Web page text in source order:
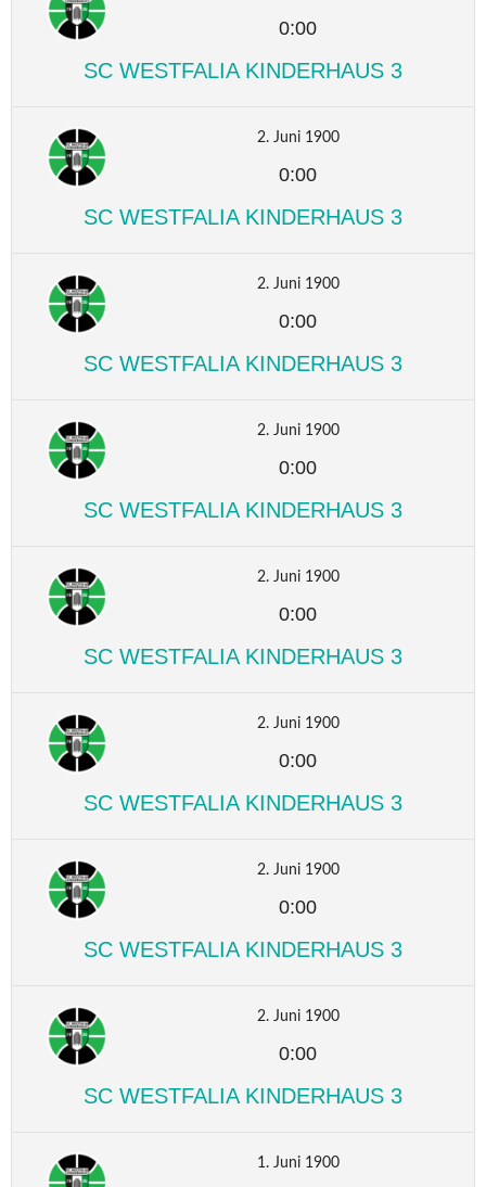
0:00
SC WESTFALIA KINDERHAUS 3
2. Juni 1900
0:00
SC WESTFALIA KINDERHAUS 3
2. Juni 1900
0:00
SC WESTFALIA KINDERHAUS 3
2. Juni 1900
0:00
SC WESTFALIA KINDERHAUS 3
2. Juni 1900
0:00
SC WESTFALIA KINDERHAUS 3
2. Juni 1900
0:00
SC WESTFALIA KINDERHAUS 3
2. Juni 1900
0:00
SC WESTFALIA KINDERHAUS 3
2. Juni 1900
0:00
SC WESTFALIA KINDERHAUS 3
1. Juni 1900